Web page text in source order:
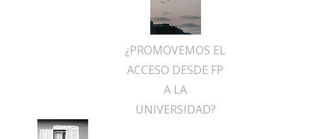
¿PROMOVEMOS EL
ACCESO DESDE FP
A LA
UNIVERSIDAD?